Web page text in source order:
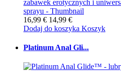
16,99 € 14,99 €
Dodaj do koszyka Koszyk
Platinum Anal Gli...